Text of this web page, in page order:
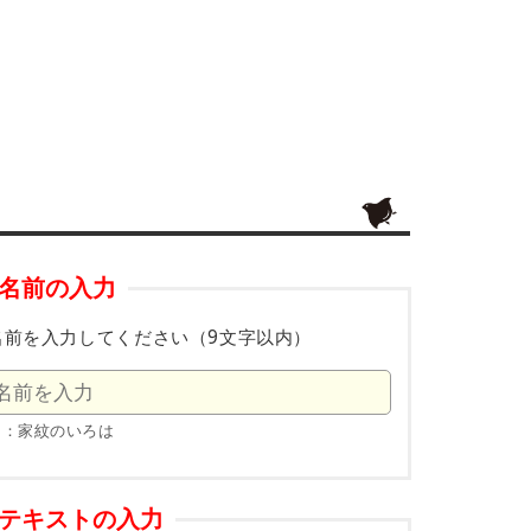
前の入力
を入力してください（9文字以内）
家紋のいろは
キストの入力